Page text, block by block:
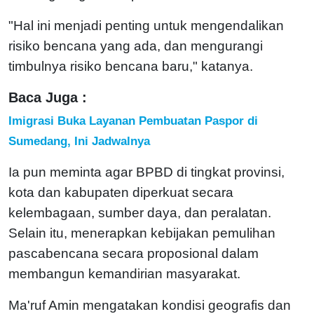
"Hal ini menjadi penting untuk mengendalikan
risiko bencana yang ada, dan mengurangi
timbulnya risiko bencana baru," katanya.
Baca Juga :
Imigrasi Buka Layanan Pembuatan Paspor di
Sumedang, Ini Jadwalnya
Ia pun meminta agar BPBD di tingkat provinsi,
kota dan kabupaten diperkuat secara
kelembagaan, sumber daya, dan peralatan.
Selain itu, menerapkan kebijakan pemulihan
pascabencana secara proposional dalam
membangun kemandirian masyarakat.
Ma'ruf Amin mengatakan kondisi geografis dan